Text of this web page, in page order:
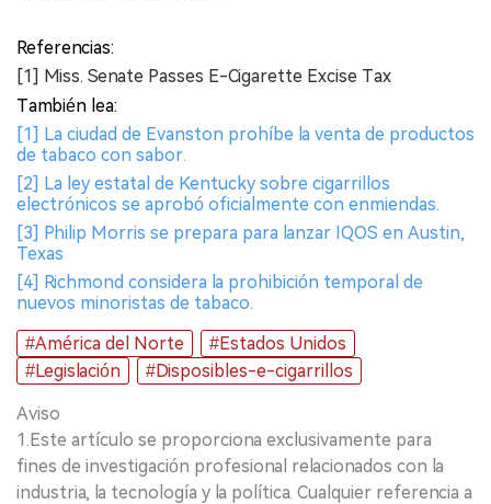
Referencias:
[1] Miss. Senate Passes E-Cigarette Excise Tax
También lea:
[1] La ciudad de Evanston prohíbe la venta de productos
de tabaco con sabor.
[2] La ley estatal de Kentucky sobre cigarrillos
electrónicos se aprobó oficialmente con enmiendas.
[3] Philip Morris se prepara para lanzar IQOS en Austin,
Texas
[4] Richmond considera la prohibición temporal de
nuevos minoristas de tabaco.
#América del Norte
#Estados Unidos
#Legislación
#Disposibles-e-cigarrillos
Aviso
1.Este artículo se proporciona exclusivamente para
fines de investigación profesional relacionados con la
industria, la tecnología y la política. Cualquier referencia a